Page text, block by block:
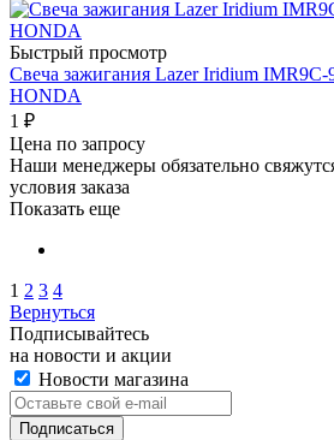
Быстрый просмотр
Свеча зажигания Lazer Iridium
HONDA
1 ₽
Цена по запросу
Наши менеджеры обязательно
условия заказа
Показать еще
1 2 3 4
Вернуться
Подписывайтесь
на новости и акции
Новости магазина